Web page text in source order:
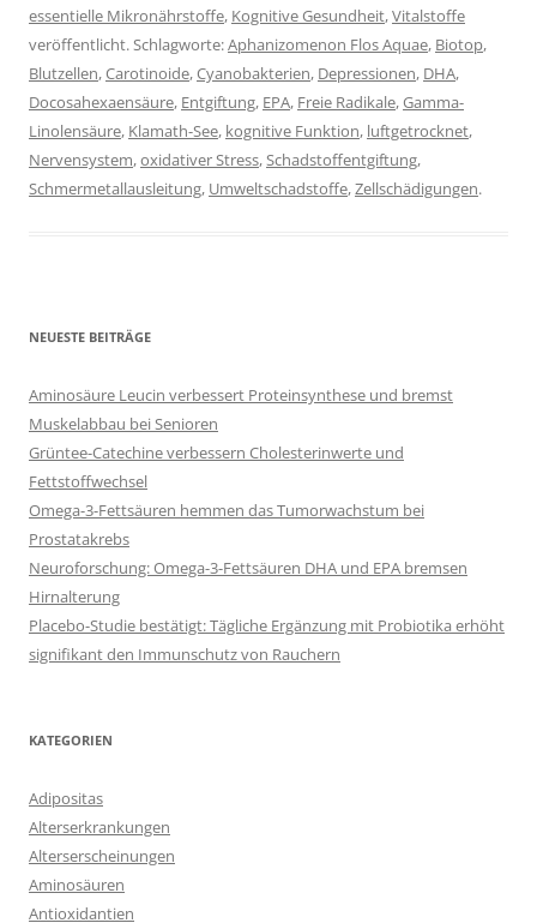
essentielle Mikronährstoffe, Kognitive Gesundheit,Vitalstoffe
veröffentlicht. Schlagworte:Aphanizomenon Flos Aquae, Biotop,
Blutzellen,Carotinoide,Cyanobakterien, Depressionen, DHA,
Docosahexaensäure, Entgiftung, EPA, Freie Radikale,Gamma-
Linolensäure, Klamath-See, kognitive Funktion, luftgetrocknet,
Nervensystem,oxidativer Stress,Schadstoffentgiftung,
Schmermetallausleitung, Umweltschadstoffe,Zellschädigungen.
NEUESTE BEITRÄGE
Aminosäure Leucin verbessert Proteinsynthese und bremst
Muskelabbau bei Senioren
Grüntee-Catechine verbessern Cholesterinwerte und
Fettstoffwechsel
Omega-3-Fettsäuren hemmen das Tumorwachstum bei
Prostatakrebs
Neuroforschung: Omega-3-Fettsäuren DHA und EPA bremsen
Hirnalterung
Placebo-Studie bestätigt: Tägliche Ergänzung mit Probiotika erhöht
signifikant den Immunschutz von Rauchern
KATEGORIEN
Adipositas
Alterserkrankungen
Alterserscheinungen
Aminosäuren
Antioxidantien